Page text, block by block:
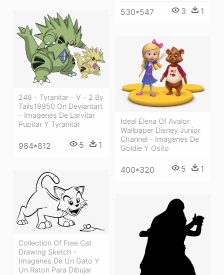
530*547 3 1
248 - Tyranitar - V - 2 By
Tails19950 On Deviantart
- Imagenes De Larvitar
Pupitar Y Tyranitar
984*812 5 1
Ideal Elena Of Avalor
Wallpaper Disney Junior
Channel - Imagenes De
Goldie Y Osito
400*320 5 1
Collection Of Free Cat
Drawing Sketch -
Imagenes De Un Gato Y
Un Raton Para Dibujar